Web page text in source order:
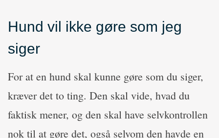
Hund vil ikke gøre som jeg
siger
For at en hund skal kunne gøre som du siger,
kræver det to ting. Den skal vide, hvad du
faktisk mener, og den skal have selvkontrollen
nok til at gøre det, også selvom den havde en